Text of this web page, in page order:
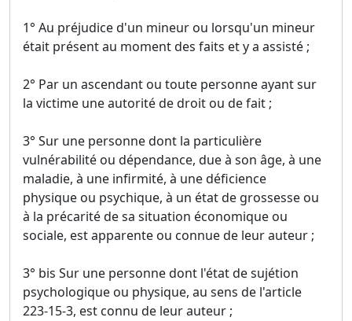
1° Au préjudice d'un mineur ou lorsqu'un mineur
était présent au moment des faits et y a assisté ;
2° Par un ascendant ou toute personne ayant sur
la victime une autorité de droit ou de fait ;
3° Sur une personne dont la particulière
vulnérabilité ou dépendance, due à son âge, à une
maladie, à une infirmité, à une déficience
physique ou psychique, à un état de grossesse ou
à la précarité de sa situation économique ou
sociale, est apparente ou connue de leur auteur ;
3° bis Sur une personne dont l'état de sujétion
psychologique ou physique, au sens de l'article
223-15-3, est connu de leur auteur ;